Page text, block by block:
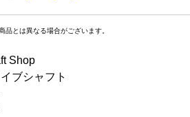
品とは異なる場合がございます。
Shop
ブシャフト